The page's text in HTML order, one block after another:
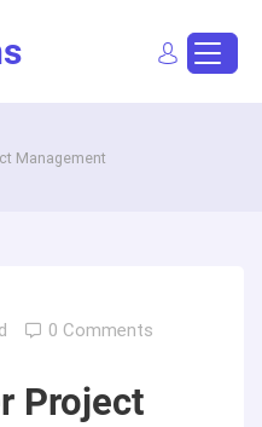
Management
0 Comments
Project